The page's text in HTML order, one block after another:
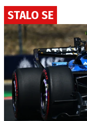
STALO SE